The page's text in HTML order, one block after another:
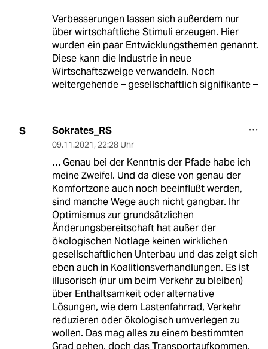
Verbesserungen lassen sich außerdem nur
über wirtschaftliche Stimuli erzeugen. Hier
wurden ein paar Entwicklungsthemen genannt.
Diese kann die Industrie in neue
Wirtschaftszweige verwandeln. Noch
weitergehende – gesellschaftlich signifikante –
S Sokrates_RS
09.11.2021, 22:28 Uhr
… Genau bei der Kenntnis der Pfade habe ich
meine Zweifel. Und da diese von genau der
Komfortzone auch noch beeinflußt werden,
sind manche Wege auch nicht gangbar. Ihr
Optimismus zur grundsätzlichen
Änderungsbereitschaft hat außer der
ökologischen Notlage keinen wirklichen
gesellschaftlichen Unterbau und das zeigt sich
eben auch in Koalitionsverhandlungen. Es ist
illusorisch (nur um beim Verkehr zu bleiben)
über Enthaltsamkeit oder alternative
Lösungen, wie dem Lastenfahrrad, Verkehr
reduzieren oder ökologisch umverlegen zu
wollen. Das mag alles zu einem bestimmten